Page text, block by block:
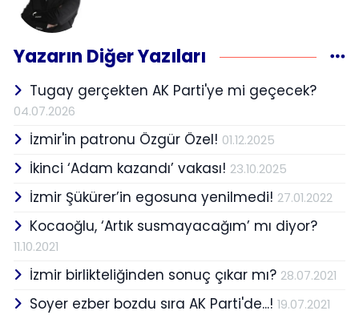
Yazarın Diğer Yazıları
Tugay gerçekten AK Parti'ye mi geçecek?
04.07.2026
İzmir'in patronu Özgür Özel! 01.12.2025
İkinci ‘Adam kazandı’ vakası! 23.10.2025
İzmir Şükürer’in egosuna yenilmedi! 27.01.2022
Kocaoğlu, ‘Artık susmayacağım’ mı diyor?
11.10.2021
İzmir birlikteliğinden sonuç çıkar mı? 28.07.2021
Soyer ezber bozdu sıra AK Parti'de...! 19.07.2021